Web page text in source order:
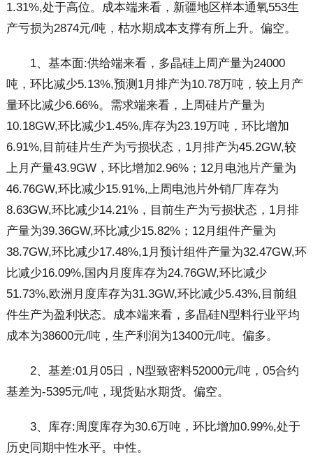
1.31%,处于高位。成本端来看，新疆地区样本通氧553生
产亏损为2874元/吨，枯水期成本支撑有所上升。偏空。
1、基本面:供给端来看，多晶硅上周产量为24000
吨，环比减少5.13%,预测1月排产为10.78万吨，较上月产
量环比减少6.66%。需求端来看，上周硅片产量为
10.18GW,环比减少1.45%,库存为23.19万吨，环比增加
6.91%,目前硅片生产为亏损状态，1月排产为45.2GW,较
上月产量43.9GW，环比增加2.96%；12月电池片产量为
46.76GW,环比减少15.91%,上周电池片外销厂库存为
8.63GW,环比减少14.21%，目前生产为亏损状态，1月排
产量为39.36GW,环比减少15.82%；12月组件产量为
38.7GW,环比减少17.48%,1月预计组件产量为32.47GW,环
比减少16.09%,国内月度库存为24.76GW,环比减少
51.73%,欧洲月度库存为31.3GW,环比减少5.43%,目前组
件生产为盈利状态。成本端来看，多晶硅N型料行业平均
成本为38600元/吨，生产利润为13400元/吨。偏多。
2、基差:01月05日，N型致密料52000元/吨，05合约
基差为-5395元/吨，现货贴水期货。偏空。
3、库存:周度库存为30.6万吨，环比增加0.99%,处于
历史同期中性水平。中性。